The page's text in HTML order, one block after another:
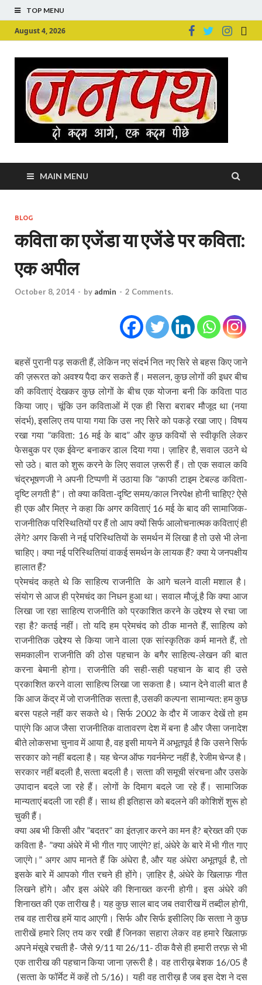
TOP MENU
August 4, 2026
MAIN MENU
BLOG
कविता का एजेंडा या एजेंडे पर कविता:
एक अपील
October 8, 2014 - by admin - 2 Comments.
बहसें पुरानी पड़ सकती हैं, लेकिन नए संदर्भ नित नए सिरे से बहस किए जाने
की ज़रूरत को अवश्‍य पैदा कर सकते हैं। मसलन, कुछ लोगों की इधर बीच
की कविताएं देखकर कुछ लोगों के बीच एक योजना बनी कि कविता पाठ
किया जाए। चूंकि उन कविताओं में एक ही सिरा बराबर मौजूद था (नया
संदर्भ), इसलिए तय पाया गया कि उस नए सिरे को पकड़े रखा जाए। विषय
रखा गया ”कविता: 16 मई के बाद” और कुछ कवियों से स्‍वीकृति लेकर
फेसबुक पर एक ईवेन्‍ट बनाकर डाल दिया गया। ज़ाहिर है, सवाल उठने थे
सो उठे। बात को शुरू करने के लिए सवाल ज़रूरी हैं। तो एक सवाल कवि
चंद्रभूषणजी ने अपनी टिप्‍पणी में उठाया कि ”काफी टाइम टेबल्‍ड कविता-
दृष्टि लगती है”। तो क्‍या कविता-दृष्टि समय/काल निरपेक्ष होनी चाहिए? ऐसे
ही एक और मित्र ने कहा कि अगर कविताएं 16 मई के बाद की सामाजिक-
राजनीतिक परिस्थितियों पर हैं तो आप क्‍यों सिर्फ आलोचनात्‍मक कविताएं ही
लेंगे? अगर किसी ने नई परिस्थितियों के समर्थन में लिखा है तो उसे भी लेना
चाहिए। क्‍या नई परिस्थितियां वाकई समर्थन के लायक हैं? क्‍या ये जनपक्षीय
हालात हैं?
प्रेमचंद कहते थे कि साहित्‍य राजनीति के आगे चलने वाली मशाल है।
संयोग से आज ही प्रेमचंद का निधन हुआ था। सवाल मौजूं है कि क्‍या आज
लिखा जा रहा साहित्‍य राजनीति को प्रकाशित करने के उद्देश्‍य से रचा जा
रहा है? कतई नहीं। तो यदि हम प्रेमचंद को ठीक मानते हैं, साहित्‍य को
राजनीतिक उद्देश्‍य से किया जाने वाला एक सांस्‍कृतिक कर्म मानते हैं, तो
समकालीन राजनीति की ठोस पहचान के बगैर साहित्‍य-लेखन की बात
करना बेमानी होगा। राजनीति की सही-सही पहचान के बाद ही उसे
प्रकाशित करने वाला साहित्‍य लिखा जा सकता है। ध्‍यान देने वाली बात है
कि आज केंद्र में जो राजनीतिक सत्‍ता है, उसकी कल्‍पना सामान्‍यत: हम कुछ
बरस पहले नहीं कर सकते थे। सिर्फ 2002 के दौर में जाकर देखें तो हम
पाएंगे कि आज जैसा राजनीतिक वातावरण देश में बना है और जैसा जनादेश
बीते लोकसभा चुनाव में आया है, वह इसी मायने में अभूतपूर्व है कि उसने सिर्फ
सरकार को नहीं बदला है। यह चेन्‍ज ऑफ गवर्नमेन्‍ट नहीं है, रेजीम चेन्‍ज है।
सरकार नहीं बदली है, सत्‍ता बदली है। सत्‍ता की समूची संरचना और उसके
उपादान बदले जा रहे हैं। लोगों के दिमाग बदले जा रहे हैं। सामाजिक
मान्‍यताएं बदली जा रही हैं। साथ ही इतिहास को बदलने की कोशिशें शुरू हो
चुकी हैं।
क्‍या अब भी किसी और ”बदतर” का इंतज़ार करने का मन है? ब्रेख्‍त की एक
कविता है- ”क्‍या अंधेरे में भी गीत गाए जाएंगे? हां, अंधेरे के बारे में भी गीत गाए
जाएंगे।” अगर आप मानते हैं कि अंधेरा है, और यह अंधेरा अभूतपूर्व है, तो
इसके बारे में आपको गीत रचने ही होंगे। ज़ाहिर है, अंधेरे के खिलाफ़ गीत
लिखने होंगे। और इस अंधेरे की शिनाख्‍त करनी होगी। इस अंधेरे की
शिनाख्‍त की एक तारीख है। यह कुछ साल बाद जब तवारीख में तब्‍दील होगी,
तब वह तारीख हमें याद आएगी। सिर्फ और सिर्फ इसीलिए कि सत्‍ता ने कुछ
तारीखें हमारे लिए तय कर रखी हैं जिनका सहारा लेकर वह हमारे खिलाफ़
अपने मंसूबे रचती है- जैसे 9/11 या 26/11- ठीक वैसे ही हमारी तरफ़ से भी
एक तारीख की पहचान किया जाना ज़रूरी है। वह तारीख़ बेशक 16/05 है
(सत्‍ता के फॉर्मेट में कहें तो 5/16)। यही वह तारीख़ है जब इस देश ने दस